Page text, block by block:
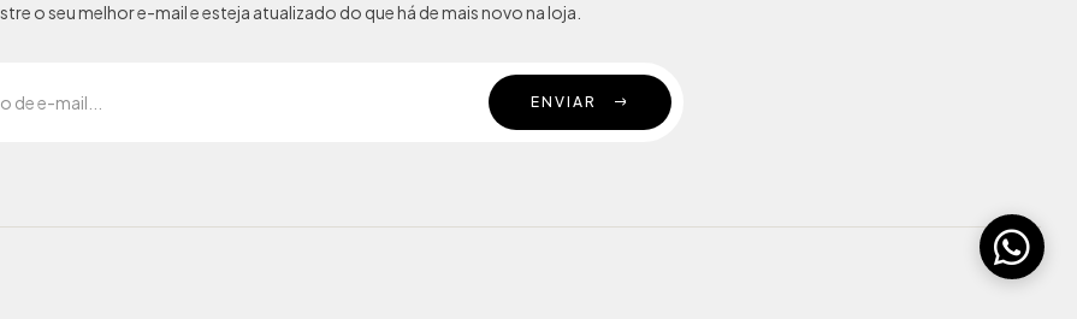
o seu melhor e-mail e esteja atualizado do que há de mais novo na loja.
ENVIAR